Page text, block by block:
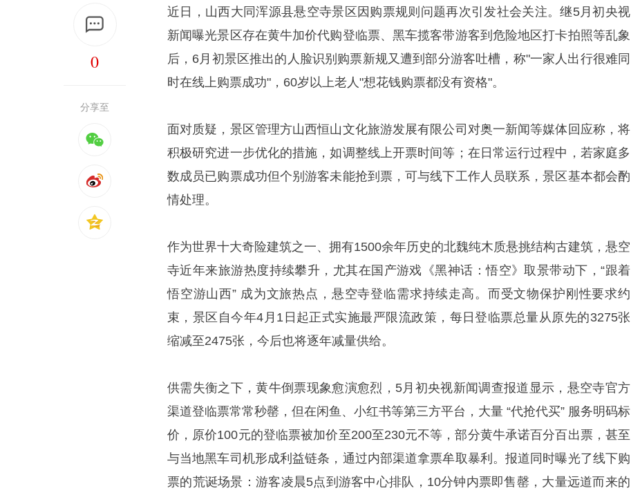
0
分享至
近日，山西大同浑源县悬空寺景区因购票规则问题再次引发社会关注。继5月初央视
新闻曝光景区存在黄牛加价代购登临票、黑车揽客带游客到危险地区打卡拍照等乱象
后，6月初景区推出的人脸识别购票新规又遭到部分游客吐槽，称"一家人出行很难同
时在线上购票成功"，60岁以上老人"想花钱购票都没有资格"。
面对质疑，景区管理方山西恒山文化旅游发展有限公司对奥一新闻等媒体回应称，将
积极研究进一步优化的措施，如调整线上开票时间等；在日常运行过程中，若家庭多
数成员已购票成功但个别游客未能抢到票，可与线下工作人员联系，景区基本都会酌
情处理。
作为世界十大奇险建筑之一、拥有1500余年历史的北魏纯木质悬挑结构古建筑，悬空
寺近年来旅游热度持续攀升，尤其在国产游戏《黑神话：悟空》取景带动下，“跟着
悟空游山西” 成为文旅热点，悬空寺登临需求持续走高。而受文物保护刚性要求约
束，景区自今年4月1日起正式实施最严限流政策，每日登临票总量从原先的3275张
缩减至2475张，今后也将逐年减量供给。
供需失衡之下，黄牛倒票现象愈演愈烈，5月初央视新闻调查报道显示，悬空寺官方
渠道登临票常常秒罄，但在闲鱼、小红书等第三方平台，大量 “代抢代买” 服务明码标
价，原价100元的登临票被加价至200至230元不等，部分黄牛承诺百分百出票，甚至
与当地黑车司机形成利益链条，通过内部渠道拿票牟取暴利。报道同时曝光了线下购
票的荒诞场景：游客凌晨5点到游客中心排队，10分钟内票即售罄，大量远道而来的